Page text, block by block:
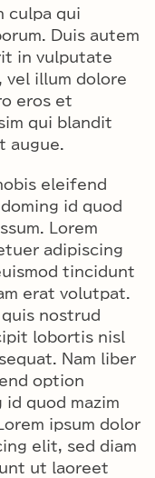
culpa qui
Duis autem
in vulputate
vel illum dolore
eros et
qui blandit
augue.
eleifend
id quod
Lorem
adipiscing
tincidunt
erat volutpat.
nostrud
lobortis nisl
Nam liber
option
quod mazim
ipsum dolor
elit, sed diam
ut laoreet